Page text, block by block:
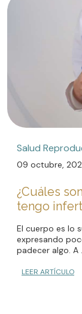
Salud
09 octubre,
¿Cuáles
tengo
El cuerpo es lo
expresando
padecer algo. A
LEER ARTÍCULO